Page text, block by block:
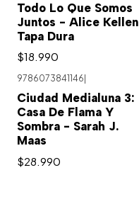
Todo Lo Que Somos
Juntos - Alice Kellen
Tapa Dura
$18.990
9786073841146
Ciudad Medialuna 3:
Casa De Flama Y
Sombra - Sarah J.
Maas
$28.990